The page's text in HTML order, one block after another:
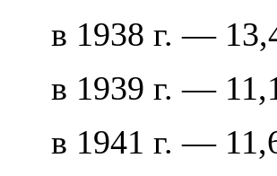
в 1938 г. —
в 1939 г. —
в 1941 г. —